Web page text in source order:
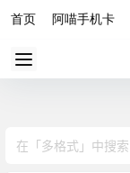
首页 阿喵手机卡